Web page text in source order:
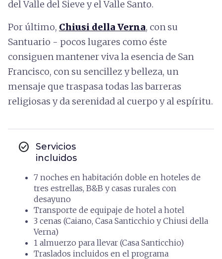
del Valle del Sieve y el Valle Santo.
Por último, Chiusi della Verna, con su
Santuario - pocos lugares como éste
consiguen mantener viva la esencia de San
Francisco, con su sencillez y belleza, un
mensaje que traspasa todas las barreras
religiosas y da serenidad al cuerpo y al espíritu.
check_circle
Servicios
incluidos
7 noches en habitación doble en hoteles de
tres estrellas, B&B y casas rurales con
desayuno
Transporte de equipaje de hotel a hotel
3 cenas (Caiano, Casa Santicchio y Chiusi della
Verna)
1 almuerzo para llevar (Casa Santicchio)
Traslados incluidos en el programa